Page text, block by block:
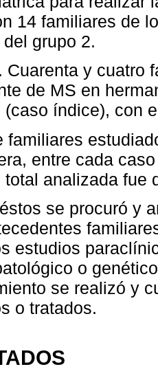
14 familiares de
grupo 2.
Cuarenta y cuatro
de MS en
(caso índice), con
familiares
entre cada
total analizada fue
se procuró y
estudios
o
se realizó y
o tratados.